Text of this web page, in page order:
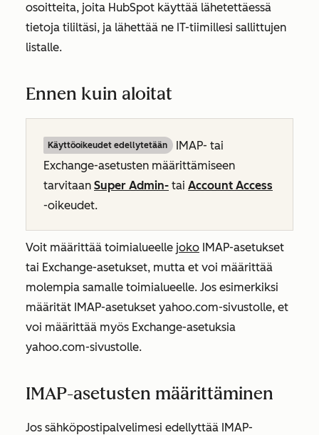
osoitteita, joita HubSpot käyttää lähetettäessä
tietoja tililtäsi, ja lähettää ne IT-tiimillesi sallittujen
listalle.
Ennen kuin aloitat
Käyttöoikeudet edellytetään
IMAP- tai
Exchange-asetusten määrittämiseen
tarvitaan Super Admin- tai Account Access
-oikeudet.
Voit määrittää toimialueelle joko IMAP-asetukset
tai Exchange-asetukset, mutta et voi määrittää
molempia samalle toimialueelle. Jos esimerkiksi
määrität IMAP-asetukset yahoo.com-sivustolle, et
voi määrittää myös Exchange-asetuksia
yahoo.com-sivustolle.
IMAP-asetusten määrittäminen
Jos sähköpostipalvelimesi edellyttää IMAP-